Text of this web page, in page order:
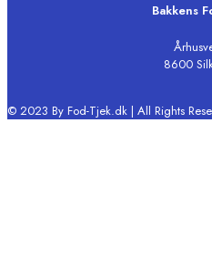
Bakkens
8600
© 2023 By Fod-Tjek.dk | All Rights